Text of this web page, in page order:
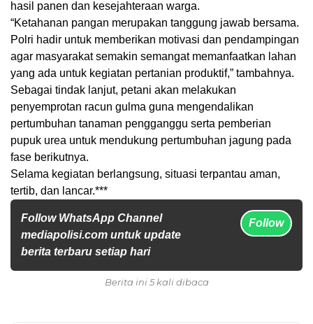
hasil panen dan kesejahteraan warga.
“Ketahanan pangan merupakan tanggung jawab bersama.
Polri hadir untuk memberikan motivasi dan pendampingan
agar masyarakat semakin semangat memanfaatkan lahan
yang ada untuk kegiatan pertanian produktif,” tambahnya.
Sebagai tindak lanjut, petani akan melakukan
penyemprotan racun gulma guna mengendalikan
pertumbuhan tanaman pengganggu serta pemberian
pupuk urea untuk mendukung pertumbuhan jagung pada
fase berikutnya.
Selama kegiatan berlangsung, situasi terpantau aman,
tertib, dan lancar.***
Follow WhatsApp Channel
mediapolisi.com untuk update
berita terbaru setiap hari
Follow
Berita ini 5 kali dibaca